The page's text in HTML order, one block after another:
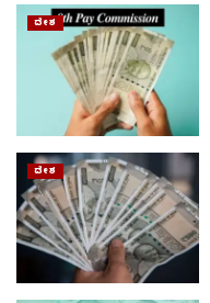
ದೇಶ
ದೇಶ